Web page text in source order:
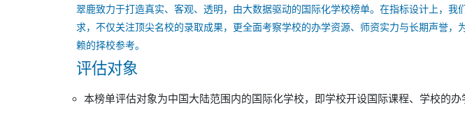
翠鹿致力于打造真实、客观、透明，由大数据驱动的国际化学校榜单。在指标设计上，我
求，不仅关注顶尖名校的录取成果，更全面考察学校的办学资源、师资实力与长期声誉，
赖的择校参考。
评估对象
本榜单评估对象为中国大陆范围内的国际化学校，即学校开设国际课程、学校的